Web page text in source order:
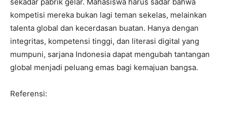
kompetisi mereka bukan lagi teman sekelas, melainkan
talenta global dan kecerdasan buatan. Hanya dengan
integritas, kompetensi tinggi, dan literasi digital yang
mumpuni, sarjana Indonesia dapat mengubah tantangan
global menjadi peluang emas bagi kemajuan bangsa.
Referensi: